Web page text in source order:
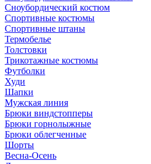
Сноубордический костюм
Спортивные костюмы
Спортивные штаны
Термобелье
Толстовки
Трикотажные костюмы
Футболки
Худи
Шапки
Мужская линия
Брюки виндстопперы
Брюки горнолыжные
Брюки облегченные
Шорты
Весна-Осень